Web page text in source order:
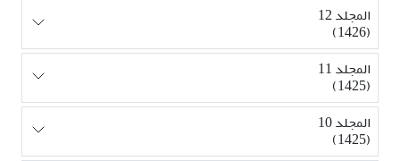
المجلد 12
(1426)
المجلد 11
(1425)
المجلد 10
(1425)